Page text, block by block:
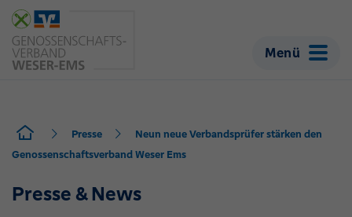
Menü
Presse
Neun neue Verbandsprüfer stärken den
Genossenschaftsverband Weser Ems
Presse & News